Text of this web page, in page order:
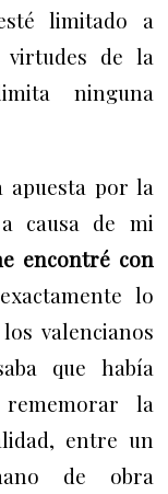
limitado a
de la
ninguna
apuesta por la
causa de mi
encontré con
lo
valencianos
que había
la
entre un
de obra